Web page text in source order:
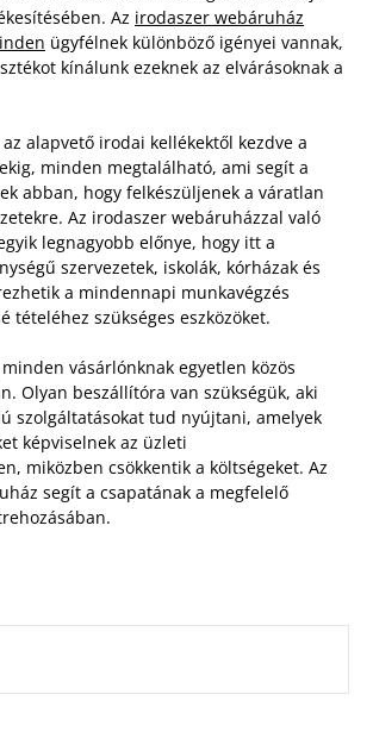
Az irodaszer webáruház
ügyfélnek különböző igényei vannak,
kínálunk ezeknek az elvárásoknak a
alapvető irodai kellékektől kezdve a
minden megtalálható, ami segít a
abban, hogy felkészüljenek a váratlan
Az irodaszer webáruházzal való
legnagyobb előnye, hogy itt a
szervezetek, iskolák, kórházak és
a mindennapi munkavégzés
tételéhez szükséges eszközöket.
vásárlónknak egyetlen közös
Olyan beszállítóra van szükségük, aki
szolgáltatásokat tud nyújtani, amelyek
képviselnek az üzleti
miközben csökkentik a költségeket. Az
segít a csapatának a megfelelő